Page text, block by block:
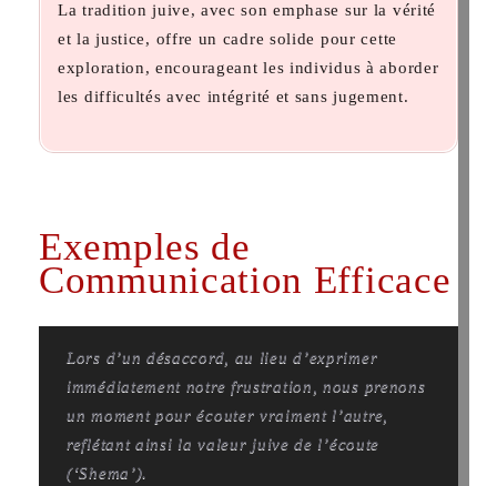
La tradition juive, avec son emphase sur la vérité
et la justice, offre un cadre solide pour cette
exploration, encourageant les individus à aborder
les difficultés avec intégrité et sans jugement.
Exemples de
Communication Efficace
Lors d’un désaccord, au lieu d’exprimer
immédiatement notre frustration, nous prenons
un moment pour écouter vraiment l’autre,
reflétant ainsi la valeur juive de l’écoute
(‘Shema’).